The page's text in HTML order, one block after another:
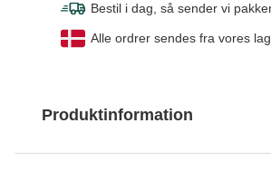
Bestil i dag, så sender vi
Alle ordrer sendes fra vores
Produktinformation